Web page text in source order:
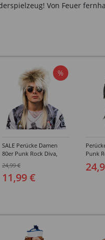
Von Feuer
%
SALE Perücke Damen
80er Punk Rock Diva,
Hard Rock, meliert,
braun-blond
24,99 €
11,99 €
Punk
Rock,